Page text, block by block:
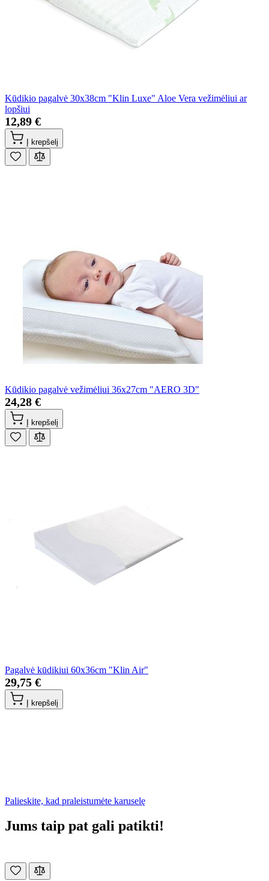
Kūdikio pagalvė 30x38cm "Klin Luxe" Aloe Vera vežimėliui ar
lopšiui
12,89 €
Į krepšelį
Kūdikio pagalvė vežimėliui 36x27cm "AERO 3D"
24,28 €
Į krepšelį
Pagalvė kūdikiui 60x36cm "Klin Air"
29,75 €
Į krepšelį
Palieskite, kad praleistumėte karuselę
Jums taip pat gali patikti!